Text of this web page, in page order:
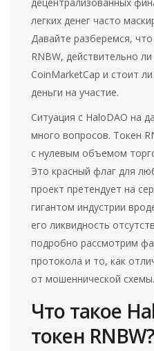
легких денег часто
Давайте разберемся,
RNBW, действительно
CoinMarketCap и стоит
деньги на участие.
Ситуация с HaloDAO на
много вопросов. Токен
с нулевым объемом
Это красный флаг для
проект претендует на
гигантом индустрии
его ликвидность
подробно рассмотрим
протокола и то, как
от мошеннической схемы.
Что такое
токен RNBW?